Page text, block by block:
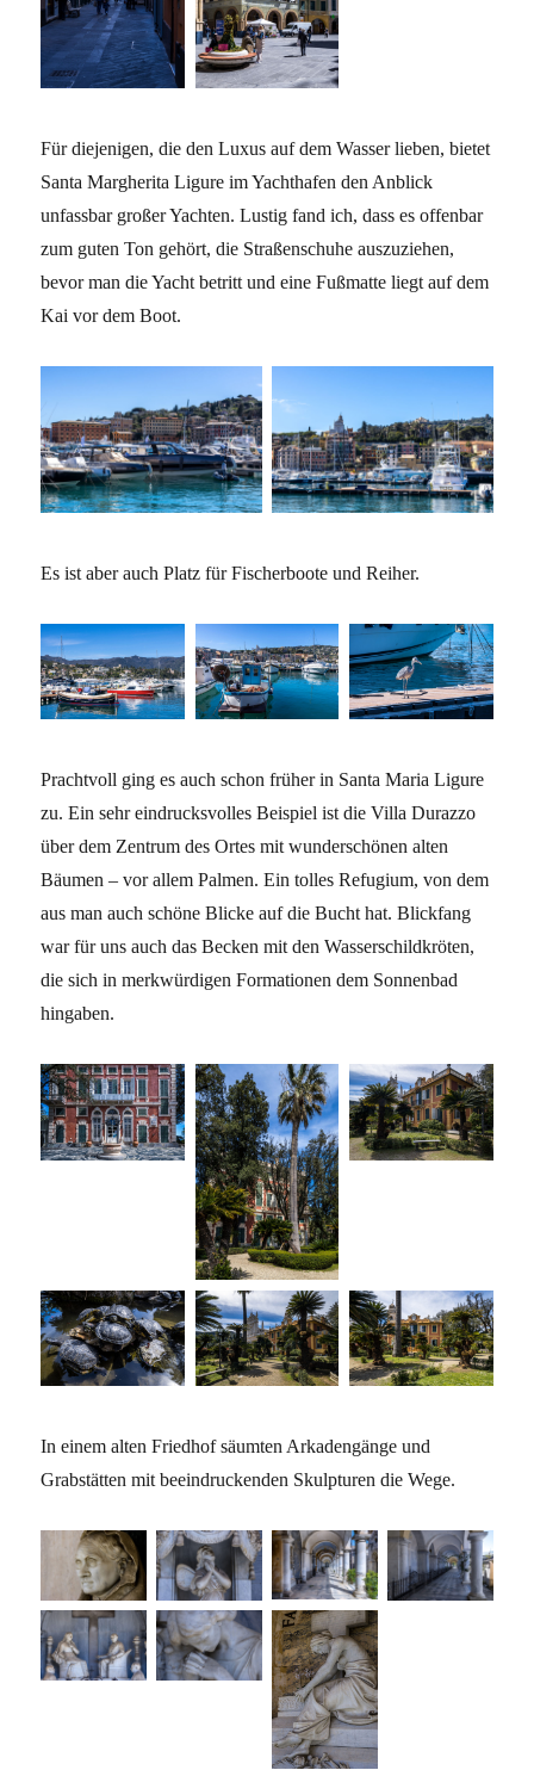
Für diejenigen, die den Luxus auf dem Wasser lieben, bietet
Santa Margherita Ligure im Yachthafen den Anblick
unfassbar großer Yachten. Lustig fand ich, dass es offenbar
zum guten Ton gehört, die Straßenschuhe auszuziehen,
bevor man die Yacht betritt und eine Fußmatte liegt auf dem
Kai vor dem Boot.
Es ist aber auch Platz für Fischerboote und Reiher.
Prachtvoll ging es auch schon früher in Santa Maria Ligure
zu. Ein sehr eindrucksvolles Beispiel ist die Villa Durazzo
über dem Zentrum des Ortes mit wunderschönen alten
Bäumen – vor allem Palmen. Ein tolles Refugium, von dem
aus man auch schöne Blicke auf die Bucht hat. Blickfang
war für uns auch das Becken mit den Wasserschildkröten,
die sich in merkwürdigen Formationen dem Sonnenbad
hingaben.
In einem alten Friedhof säumten Arkadengänge und
Grabstätten mit beeindruckenden Skulpturen die Wege.